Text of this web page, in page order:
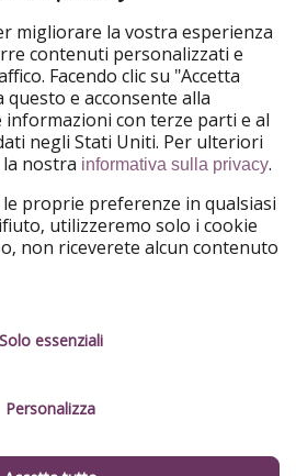
Urlaubspiraten
ViajerosPiratas
Informazioni legali
Termini d' Uso
migliorare la vostra esperienza
contenuti personalizzati e
Facendo clic su "Accetta
e acconsente alla
informazioni con terze parti e al
negli Stati Uniti. Per ulteriori
nostra informativa sulla privacy.
proprie preferenze in qualsiasi
utilizzeremo solo i cookie
non riceverete alcun contenuto
Solo essenziali
Personalizza